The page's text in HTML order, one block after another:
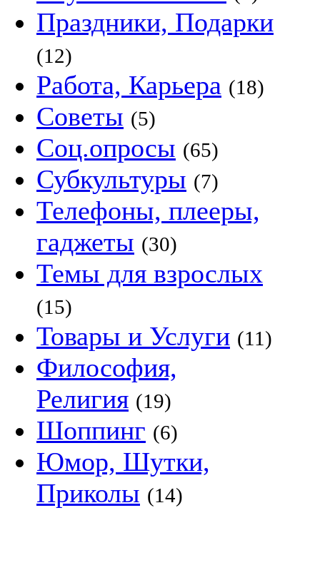
Праздники, Подарки
(12)
Работа, Карьера (18)
Советы (5)
Соц.опросы (65)
Субкультуры (7)
Телефоны, плееры,
гаджеты (30)
Темы для взрослых
(15)
Товары и Услуги (11)
Философия,
Религия (19)
Шоппинг (6)
Юмор, Шутки,
Приколы (14)